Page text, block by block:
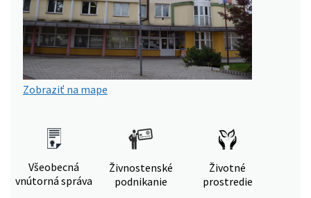
Zobraziť na mape
Všeobecná
vnútorná správa
Živnostenské
podnikanie
Životné
prostredie